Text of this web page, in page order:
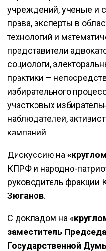
учреждений, ученые и
права, эксперты в
технологий и
представители
социологи,
практики –
избирательного
участковых
наблюдателей,
кампаний.
Дискуссию на
КПРФ и народно-
руководитель
Зюганов.
С докладом на
заместитель
Государственной